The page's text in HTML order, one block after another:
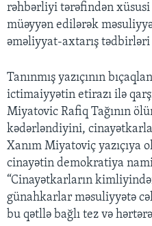
rəhbərliyi tərəfindən xüsusi
müəyyən edilərək
əməliyyat-axtarış
Tanınmış yazıçının
ictimaiyyətin etirazı ilə
Miyatovic Rafiq Tağının
kədərləndiyini,
Xanım Miyatoviç yazıçıya
cinayətin demokratiya
“Cinayətkarların
günahkarlar məsuliyyətə
bu qətllə bağlı tez və